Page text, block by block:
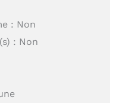
: Non
: Non